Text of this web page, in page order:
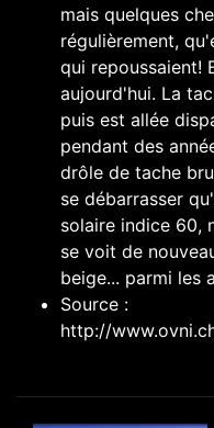
mais quelques
régulièrement,
qui repoussaient!
aujourd'hui. La
puis est allée
pendant des
drôle de tache
se débarrasser
solaire indice 60,
se voit de
beige... parmi les
Source :
http://